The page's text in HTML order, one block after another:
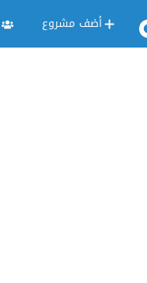
أضف مشروع